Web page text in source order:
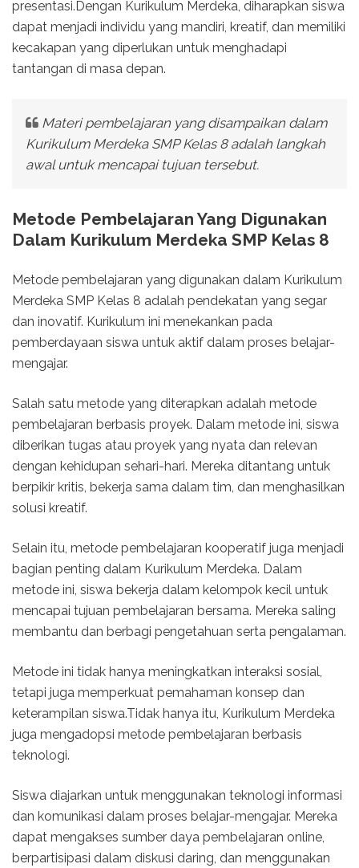
presentasi.Dengan Kurikulum Merdeka, diharapkan siswa
dapat menjadi individu yang mandiri, kreatif, dan memiliki
kecakapan yang diperlukan untuk menghadapi
tantangan di masa depan.
Materi pembelajaran yang disampaikan dalam
Kurikulum Merdeka SMP Kelas 8 adalah langkah
awal untuk mencapai tujuan tersebut.
Metode Pembelajaran Yang Digunakan
Dalam Kurikulum Merdeka SMP Kelas 8
Metode pembelajaran yang digunakan dalam Kurikulum
Merdeka SMP Kelas 8 adalah pendekatan yang segar
dan inovatif. Kurikulum ini menekankan pada
pemberdayaan siswa untuk aktif dalam proses belajar-
mengajar.
Salah satu metode yang diterapkan adalah metode
pembelajaran berbasis proyek. Dalam metode ini, siswa
diberikan tugas atau proyek yang nyata dan relevan
dengan kehidupan sehari-hari. Mereka ditantang untuk
berpikir kritis, bekerja sama dalam tim, dan menghasilkan
solusi kreatif.
Selain itu, metode pembelajaran kooperatif juga menjadi
bagian penting dalam Kurikulum Merdeka. Dalam
metode ini, siswa bekerja dalam kelompok kecil untuk
mencapai tujuan pembelajaran bersama. Mereka saling
membantu dan berbagi pengetahuan serta pengalaman.
Metode ini tidak hanya meningkatkan interaksi sosial,
tetapi juga memperkuat pemahaman konsep dan
keterampilan siswa.Tidak hanya itu, Kurikulum Merdeka
juga mengadopsi metode pembelajaran berbasis
teknologi.
Siswa diajarkan untuk menggunakan teknologi informasi
dan komunikasi dalam proses belajar-mengajar. Mereka
dapat mengakses sumber daya pembelajaran online,
berpartisipasi dalam diskusi daring, dan menggunakan